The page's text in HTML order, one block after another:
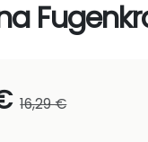
16,29 €